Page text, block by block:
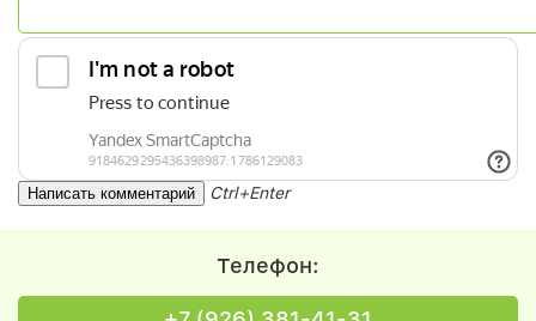
Ctrl+Enter
Телефон: